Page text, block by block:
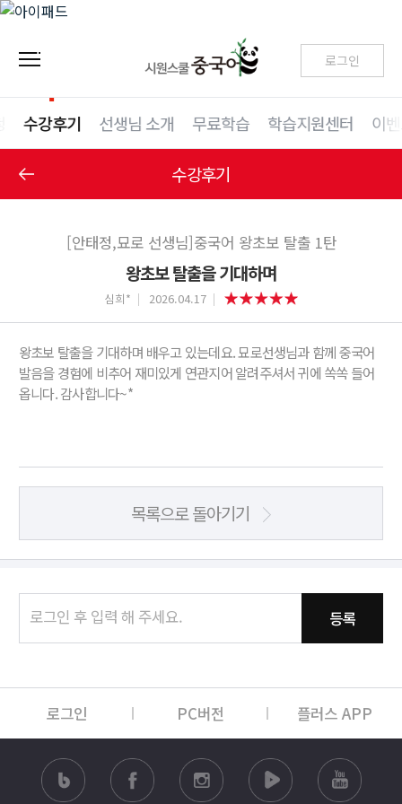
로그인
수강후기 선생님 소개 무료학습 학습지원센터 이
수강후기
[안태정,묘로 선생님]중국어 왕초보 탈출 1탄
왕초보 탈출을 기대하며
심희* 2026.04.17
왕초보 탈출을 기대하며 배우고 있는데요. 묘로선생님과 함께 중국어
발음을 경험에 비추어 재미있게 연관지어 알려주셔서 귀에 쏙쏙 들어
옵니다. 감사합니다~*
목록으로 돌아기기
등록
로그인 PC버전 플러스 APP